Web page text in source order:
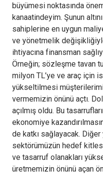
büyümesi noktasında
kanaatindeyim. Şunun
sahiplerine en uygun
ve yönetmelik
ihtiyacına finansman
Örneğin; sözleşme tavan
milyon TL’ye ve araç için
yükseltilmesi
vermemizin önünü açtı.
açılmış oldu. Bu
ekonomiye
de katkı sağlayacak. Diğer
sektörümüzün hedef
ve tasarruf olanakları
üretmemizin önünü açan